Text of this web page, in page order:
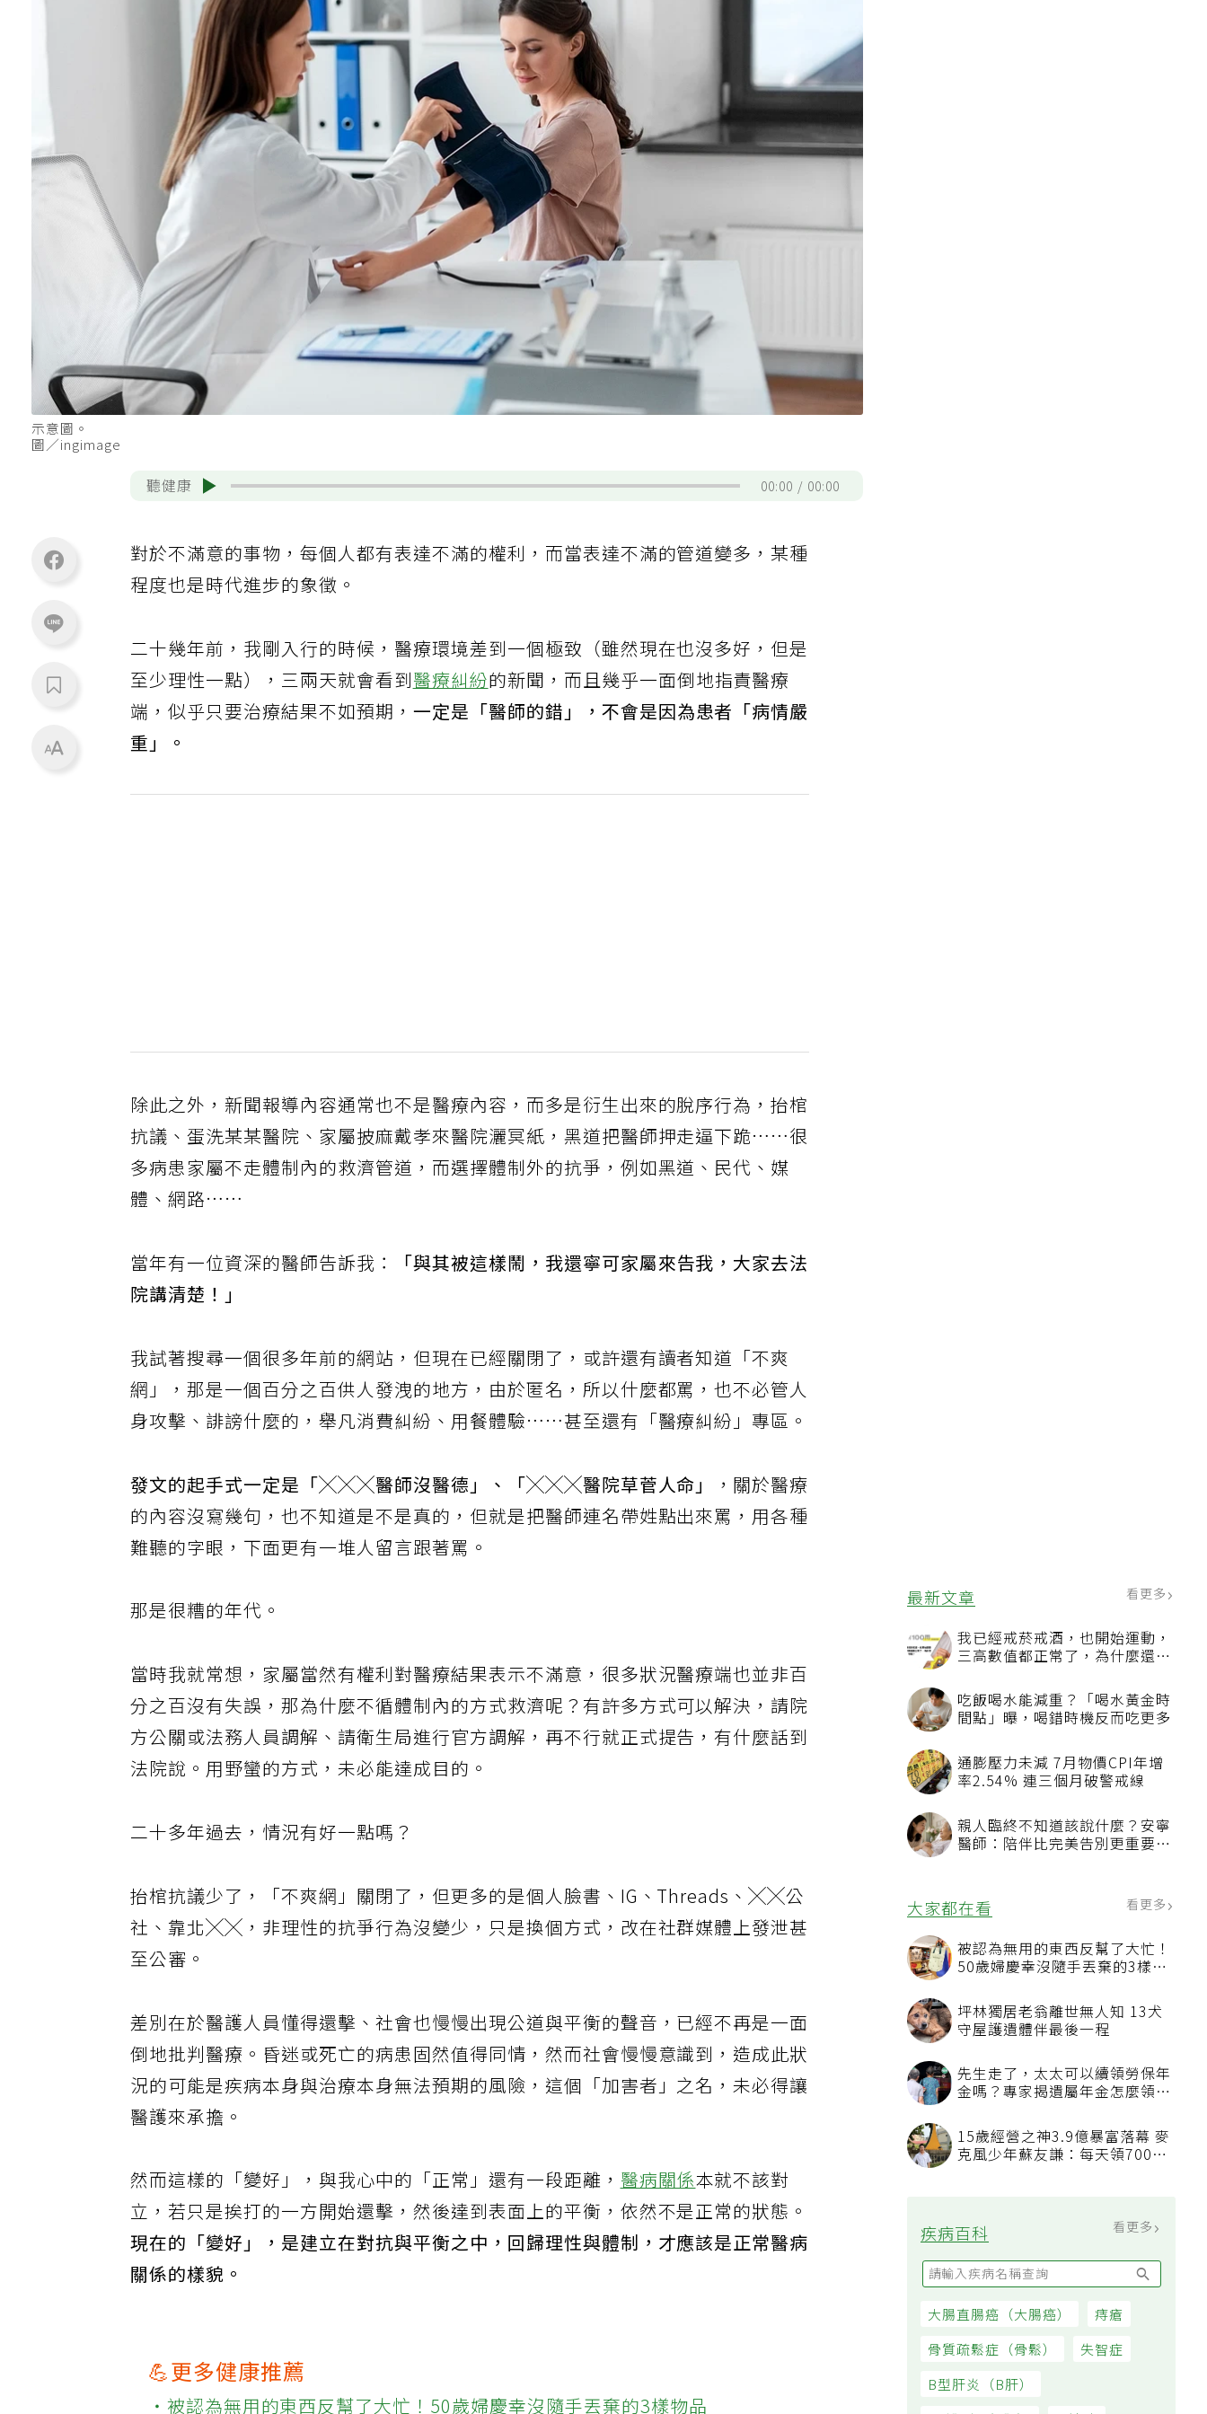
最新文章 看更多
我已經戒菸戒酒，也開始運動，
三高數值都正常了，為什麼還不
吃飯喝水能減重？「喝水黃金時
間點」曝，喝錯時機反而吃更多
通膨壓力未減 7月物價CPI年增
率2.54% 連三個月破警戒線
親人臨終不知道該說什麼？安寧
醫師：陪伴比完美告別更重要，
大家都在看
被認為無用的東西反幫了大忙！
50歲婦慶幸沒隨手丟棄的3樣物
坪林獨居老翁離世無人知 13犬
守屋護遺體伴最後一程
先生走了，太太可以續領勞保年
看順位還要看資格
15歲經營之神3.9億暴富落幕 麥
疾病百科
示意圖。
圖／ingimage
聽健康 00:00 00:00
對於不滿意的事物，每個人都有表達不滿的權利，而當表達不滿的管道變多，某種
程度也是時代進步的象徵。
二十幾年前，我剛入行的時候，醫療環境差到一個極致（雖然現在也沒多好，但是
至少理性一點），三兩天就會看到醫療糾紛的新聞，而且幾乎一面倒地指責醫療
端，似乎只要治療結果不如預期，一定是「醫師的錯」，不會是因為患者「病情嚴
重」。
除此之外，新聞報導內容通常也不是醫療內容，而多是衍生出來的脫序行為，抬棺
抗議、蛋洗某某醫院、家屬披麻戴孝來醫院灑冥紙，黑道把醫師押走逼下跪……很
多病患家屬不走體制內的救濟管道，而選擇體制外的抗爭，例如黑道、民代、媒
體、網路……
當年有一位資深的醫師告訴我：
「與其被這樣鬧，我還寧可家屬來告我，大家去法
院講清楚！」
我試著搜尋一個很多年前的網站，但現在已經關閉了，或許還有讀者知道「不爽
網」，那是一個百分之百供人發洩的地方，由於匿名，所以什麼都罵，也不必管人
身攻擊、誹謗什麼的，舉凡消費糾紛、用餐體驗……甚至還有「醫療糾紛」專區。
發文的起手式一定是「╳╳╳醫師沒醫德」、「╳╳╳醫院草菅人命」
，關於醫療
的內容沒寫幾句，也不知道是不是真的，但就是把醫師連名帶姓點出來罵，用各種
難聽的字眼，下面更有一堆人留言跟著罵。
那是很糟的年代。
當時我就常想，家屬當然有權利對醫療結果表示不滿意，很多狀況醫療端也並非百
分之百沒有失誤，那為什麼不循體制內的方式救濟呢？有許多方式可以解決，請院
方公關或法務人員調解、請衛生局進行官方調解，再不行就正式提告，有什麼話到
法院說。用野蠻的方式，未必能達成目的。
二十多年過去，情況有好一點嗎？
抬棺抗議少了，「不爽網」關閉了，但更多的是個人臉書、IG、Threads、╳╳公
社、靠北╳╳，非理性的抗爭行為沒變少，只是換個方式，改在社群媒體上發泄甚
至公審。
差別在於醫護人員懂得還擊、社會也慢慢出現公道與平衡的聲音，已經不再是一面
倒地批判醫療。昏迷或死亡的病患固然值得同情，然而社會慢慢意識到，造成此狀
況的可能是疾病本身與治療本身無法預期的風險，這個「加害者」之名，未必得讓
醫護來承擔。
然而這樣的「變好」，與我心中的「正常」還有一段距離，醫病關係 本就不該對
立，若只是挨打的一方開始還擊，然後達到表面上的平衡，依然不是正常的狀態。
現在的「變好」，是建立在對抗與平衡之中，回歸理性與體制，才應該是正常醫病
關係的樣貌。
💪更多健康推薦